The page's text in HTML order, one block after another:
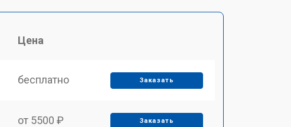
Цена
бесплатно Заказать
от 5500 ₽ Заказать